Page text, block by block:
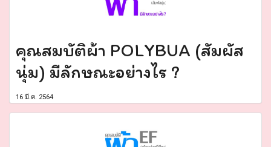
คุณสมบัติผ้า POLYBUA (สัมผัส
นุ่ม) มีลักษณะอย่างไร ?
16 มี.ค. 2564